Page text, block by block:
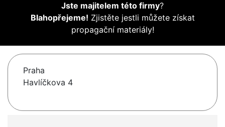
Jste majitelem této firmy?
Blahopřejeme! Zjistěte jestli můžete získat
propagační materiály!
Praha
Havlíčkova 4